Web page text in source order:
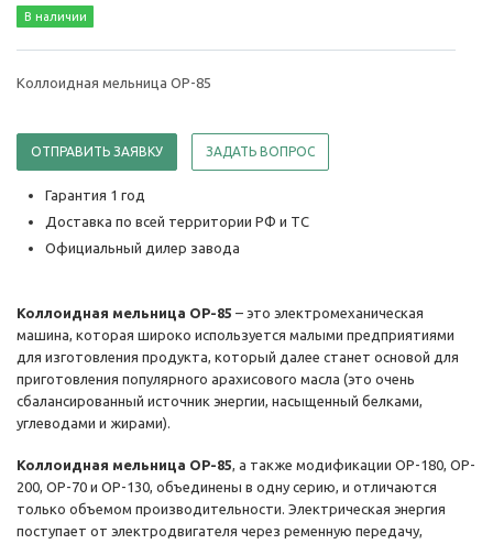
В наличии
Коллоидная мельница OP-85
ОТПРАВИТЬ ЗАЯВКУ ЗАДАТЬ ВОПРОС
Гарантия 1 год
Доставка по всей территории РФ и ТС
Официальный дилер завода
Коллоидная мельница OP-85 – это электромеханическая
машина, которая широко используется малыми предприятиями
для изготовления продукта, который далее станет основой для
приготовления популярного арахисового масла (это очень
сбалансированный источник энергии, насыщенный белками,
углеводами и жирами).
Коллоидная мельница OP-85, а также модификации OP-180, OP-
200, OP-70 и OP-130, объединены в одну серию, и отличаются
только объемом производительности. Электрическая энергия
поступает от электродвигателя через ременную передачу,